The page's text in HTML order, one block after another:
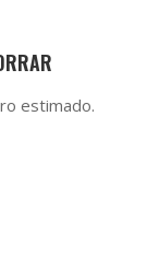
estimado.